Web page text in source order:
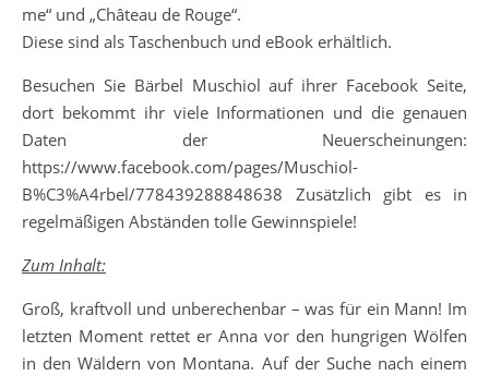
me“ und „Château de Rouge“.
Diese sind als Taschenbuch und eBook erhältlich.
Besuchen Sie Bärbel Muschiol auf ihrer Facebook Seite,
dort bekommt ihr viele Informationen und die genauen
Daten der Neuerscheinungen:
https://www.facebook.com/pages/Muschiol-
B%C3%A4rbel/778439288848638 Zusätzlich gibt es in
regelmäßigen Abständen tolle Gewinnspiele!
Zum Inhalt:
Groß, kraftvoll und unberechenbar – was für ein Mann! Im
letzten Moment rettet er Anna vor den hungrigen Wölfen
in den Wäldern von Montana. Auf der Suche nach einem